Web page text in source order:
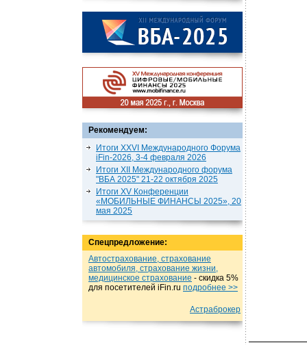
Рекомендуем:
Итоги XXVI Международного Форума
iFin-2026, 3-4 февраля 2026
Итоги XII Международного форума
"ВБА 2025" 21-22 октября 2025
Итоги XV Конференции
«МОБИЛЬНЫЕ ФИНАНСЫ 2025», 20
мая 2025
Спецпредложение:
Автострахование, страхование
автомобиля, страхование жизни,
медицинское страхование - cкидка 5%
для посетителей iFin.ru подробнеe >>
Астраброкер